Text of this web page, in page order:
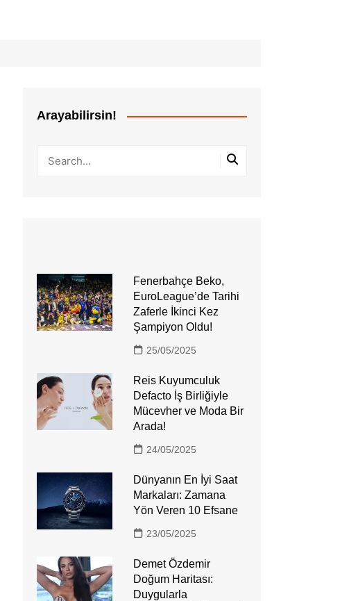
Arayabilirsin!
Fenerbahçe Beko,
EuroLeague’de Tarihi
Zaferle İkinci Kez
Şampiyon Oldu!
25/05/2025
Reis Kuyumculuk
Defacto İş Birliğiyle
Mücevher ve Moda Bir
Arada!
24/05/2025
Dünyanın En İyi Saat
Markaları: Zamana
Yön Veren 10 Efsane
23/05/2025
Demet Özdemir
Doğum Haritası:
Duygularla